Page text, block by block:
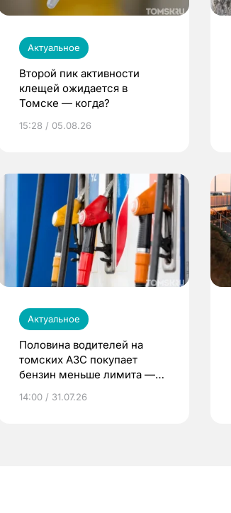
Актуальное
Второй пик активности
клещей ожидается в
Томске — когда?
15:28 / 05.08.26
Актуальное
Половина водителей на
томских АЗС покупает
бензин меньше лимита —
14:00 / 31.07.26